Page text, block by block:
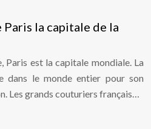
la capitale de la
Paris est la capitale mondiale. La
dans le monde entier pour son
Les grands couturiers français…